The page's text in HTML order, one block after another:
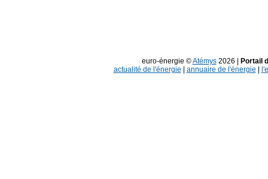
euro-énergie ©Atémys2026 |
Portail
actualité de l'énergie
annuaire de l'énergie